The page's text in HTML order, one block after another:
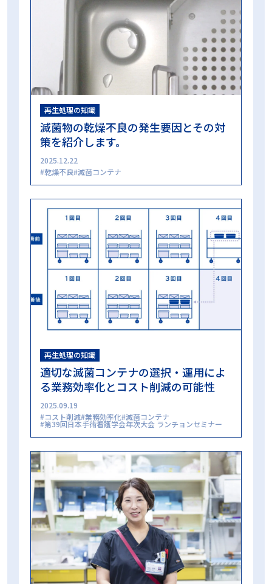
再生処理の知識
滅菌物の乾燥不良の発生要因とその対
策を紹介します。
2025.12.22
乾燥不良 滅菌コンテナ
再生処理の知識
適切な滅菌コンテナの選択・運用によ
る業務効率化とコスト削減の可能性
2025.09.19
コスト削減 業務効率化 滅菌コンテナ
第39回日本手術看護学会年次大会 ランチョンセミナー